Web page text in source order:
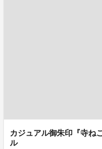
カジュアル御朱印『寺ね
ル